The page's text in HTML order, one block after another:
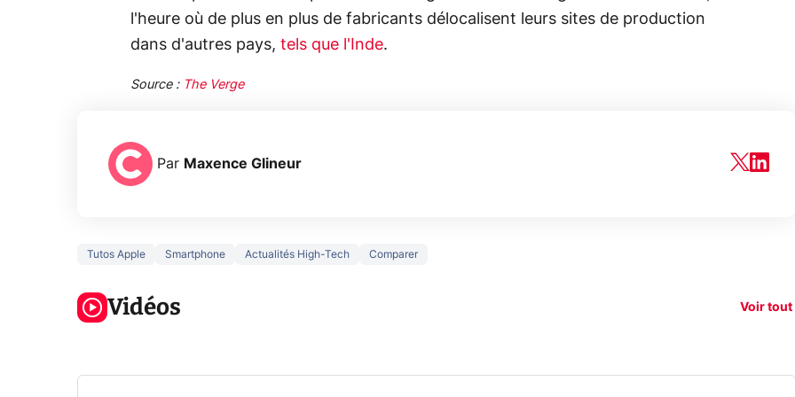
l'heure où de plus en plus de fabricants délocalisent leurs sites de production
dans d'autres pays, tels que l'Inde.
Source : The Verge
Par Maxence Glineur
Tutos Apple Smartphone Actualités High-Tech Comparer
Vidéos Voir tout
Voici L'AOC
CQ32G4ZA !